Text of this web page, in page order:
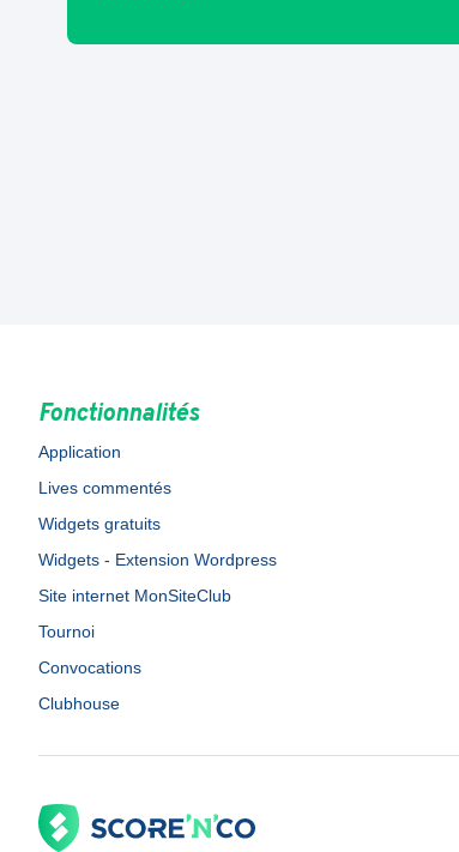
Fonctionnalités
Application
Lives commentés
Widgets gratuits
Widgets - Extension Wordpress
Site internet MonSiteClub
Tournoi
Convocations
Clubhouse